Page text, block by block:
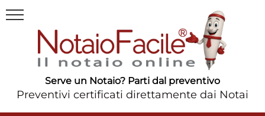
Serve un Notaio? Parti dal preventivo
Preventivi certificati direttamente dai Notai